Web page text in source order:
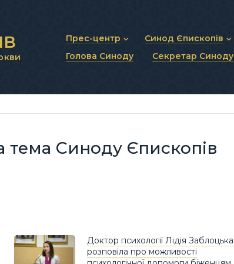
Прес-центр
Новини та анонси
Синод Єпископів
Статут Синоду
Синодальні органи
Голова Синоду Секретар Синоду
тема Синоду Єпископів
Доктор психології Лідія Заблоцька
розповіла про можливості